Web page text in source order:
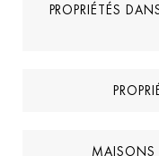
PROPRIÉTÉS
MAISONS